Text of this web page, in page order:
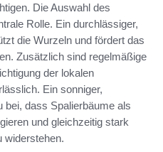
Die Auswahl des
Rolle. Ein durchlässiger,
die Wurzeln und fördert das
Zusätzlich sind regelmäßige
der lokalen
Ein sonniger,
bei, dass Spalierbäume als
und gleichzeitig stark
widerstehen.